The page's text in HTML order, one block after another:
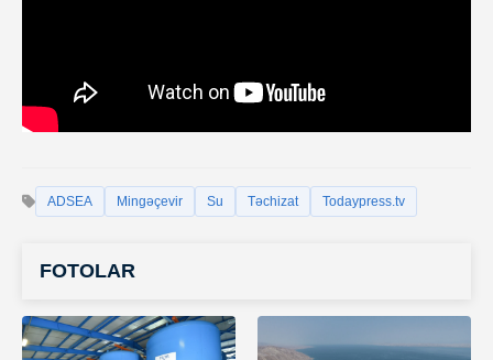
ADSEA Mingəçevir Su Təchizat Todaypress.tv
FOTOLAR